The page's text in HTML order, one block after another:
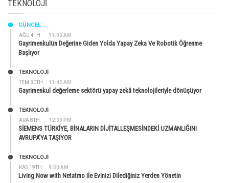
TEKNOLOJI
AĞU 4TH 11:02 AM
GÜNCEL
Gayrimenkulün Değerine Giden Yolda Yapay Zeka Ve Robotik Öğrenme
Başlıyor
TEM 30TH 11:42 AM
TEKNOLOJİ
Gayrimenkul değerleme sektörü yapay zekâ teknolojileriyle dönüşüyor
ARA 8TH 12:29 PM
TEKNOLOJİ
SİEMENS TÜRKİYE, BİNALARIN DİJİTALLEŞMESİNDEKİ UZMANLIĞINI
AVRUPA’YA TAŞIYOR
KAS 19TH 9:50 AM
TEKNOLOJİ
Living Now with Netatmo ile Evinizi Dilediğiniz Yerden Yönetin